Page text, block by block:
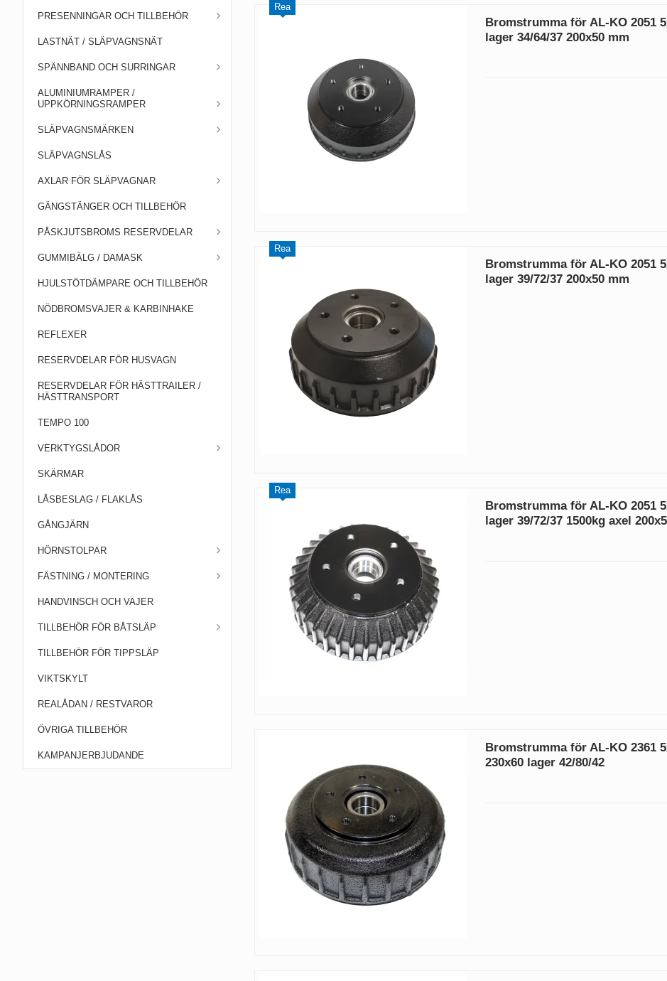
PRESENNINGAR OCH TILLBEHÖR
LASTNÄT / SLÄPVAGNSNÄT
SPÄNNBAND OCH SURRINGAR
ALUMINIUMRAMPER /
UPPKÖRNINGSRAMPER
SLÄPVAGNSMÄRKEN
SLÄPVAGNSLÅS
AXLAR FÖR SLÄPVAGNAR
GÄNGSTÄNGER OCH TILLBEHÖR
PÅSKJUTSBROMS RESERVDELAR
GUMMIBÄLG / DAMASK
HJULSTÖTDÄMPARE OCH TILLBEHÖR
NÖDBROMSVAJER & KARBINHAKE
REFLEXER
RESERVDELAR FÖR HUSVAGN
RESERVDELAR FÖR HÄSTTRAILER /
HÄSTTRANSPORT
TEMPO 100
VERKTYGSLÅDOR
SKÄRMAR
LÅSBESLAG / FLAKLÅS
GÅNGJÄRN
HÖRNSTOLPAR
FÄSTNING / MONTERING
HANDVINSCH OCH VAJER
TILLBEHÖR FÖR BÅTSLÄP
TILLBEHÖR FÖR TIPPSLÄP
VIKTSKYLT
REALÅDAN / RESTVAROR
ÖVRIGA TILLBEHÖR
KAMPANJERBJUDANDE
Rea
Bromstrumma för AL-KO 2051
lager 34/64/37 200x50 mm
Rea
Bromstrumma för AL-KO 2051
lager 39/72/37 200x50 mm
Rea
Bromstrumma för AL-KO 2051
lager 39/72/37 1500kg axel
Bromstrumma för AL-KO 2361
230x60 lager 42/80/42